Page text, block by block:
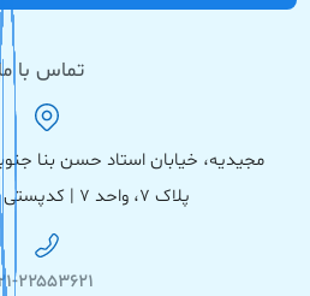
تماس با ما
مجیدیه، خیابان استاد حسن بنا
پلاک ۷، واحد ۷ | کدپستی : ۱۶۳۱۹۷۴۴۴۲
۰۲۱-